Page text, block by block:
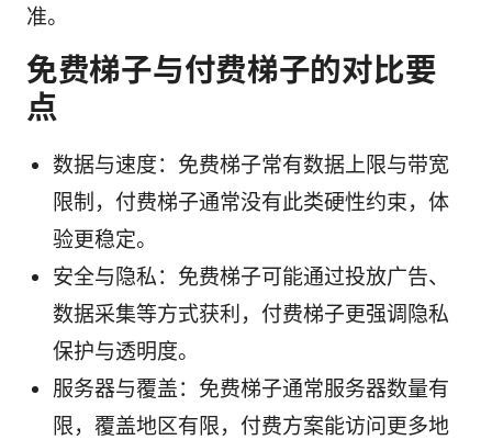
准。
免费梯子与付费梯子的对比要
点
数据与速度：免费梯子常有数据上限与带宽
限制，付费梯子通常没有此类硬性约束，体
验更稳定。
安全与隐私：免费梯子可能通过投放广告、
数据采集等方式获利，付费梯子更强调隐私
保护与透明度。
服务器与覆盖：免费梯子通常服务器数量有
限，覆盖地区有限，付费方案能访问更多地